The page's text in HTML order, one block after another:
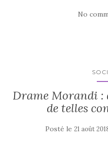
No
Drame Morandi :
de telles
Posté le 21 août